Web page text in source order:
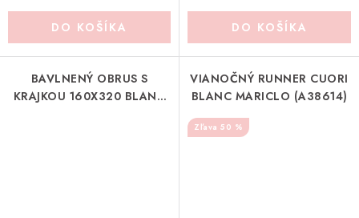
DO KOŠÍKA DO KOŠÍKA
BAVLNENÝ OBRUS S
KRAJKOU 160X320 BLANC
VIANOČNÝ RUNNER CUORI
BLANC MARICLO (A38614)
50 %